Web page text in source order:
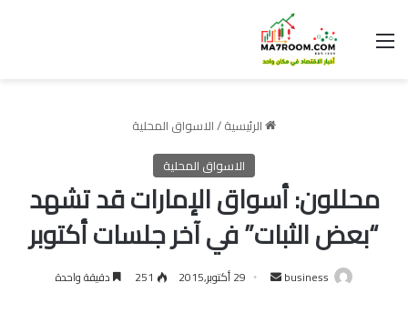
القائمة
الرئيسية/الاسواق المحلية
الاسواق المحلية
محللون: أسواق الإمارات قد تشهد
“بعض الثبات” في آخر جلسات أكتوبر
business
أرسل 29 أكتوبر,2015 251 دقيقة واحدة